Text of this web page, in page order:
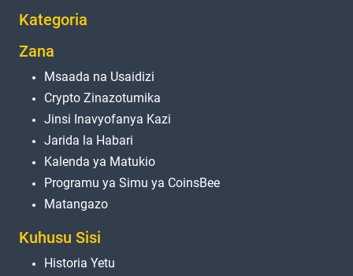
Kategoria
Zana
Msaada na Usaidizi
Crypto Zinazotumika
Jinsi Inavyofanya Kazi
Jarida la Habari
Kalenda ya Matukio
Programu ya Simu ya CoinsBee
Matangazo
Kuhusu Sisi
Historia Yetu